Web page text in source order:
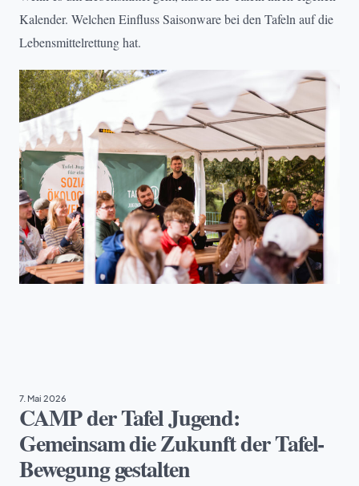
Kalender. Welchen Einfluss Saisonware bei den Tafeln auf die
Lebensmittelrettung hat.
7. Mai 2026
CAMP der Tafel Jugend:
Gemeinsam die Zukunft der Tafel-
Bewegung gestalten